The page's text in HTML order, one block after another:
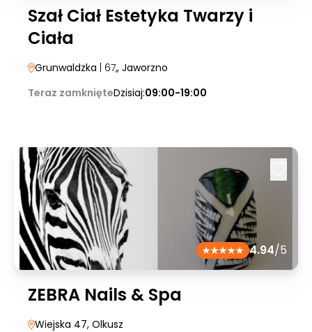
Szał Ciał Estetyka Twarzy i
Ciała
Grunwaldzka | 67,, Jaworzno
Teraz zamknięteDzisiaj:09:00-19:00
4.94/5
ZEBRA Nails & Spa
Wiejska 47, Olkusz